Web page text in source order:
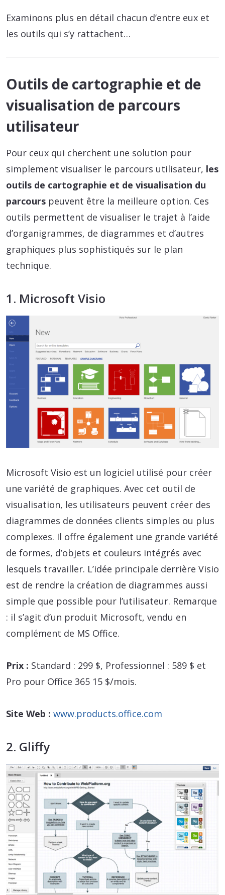
Examinons plus en détail chacun d’entre eux et
les outils qui s’y rattachent…
Outils de cartographie et de
visualisation de parcours
utilisateur
Pour ceux qui cherchent une solution pour
simplement visualiser le parcours utilisateur, les
outils de cartographie et de visualisation du
parcours peuvent être la meilleure option. Ces
outils permettent de visualiser le trajet à l’aide
d’organigrammes, de diagrammes et d’autres
graphiques plus sophistiqués sur le plan
technique.
1. Microsoft Visio
Microsoft Visio est un logiciel utilisé pour créer
une variété de graphiques. Avec cet outil de
visualisation, les utilisateurs peuvent créer des
diagrammes de données clients simples ou plus
complexes. Il offre également une grande variété
de formes, d’objets et couleurs intégrés avec
lesquels travailler. L’idée principale derrière Visio
est de rendre la création de diagrammes aussi
simple que possible pour l’utilisateur. Remarque
: il s’agit d’un produit Microsoft, vendu en
complément de MS Office.
Prix : Standard : 299 $, Professionnel : 589 $ et
Pro pour Office 365 15 $/mois.
Site Web : www.products.office.com
2. Gliffy